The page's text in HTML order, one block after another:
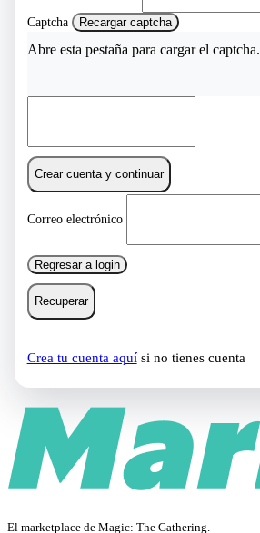
Captcha Recargar captcha
Abre esta pestaña para cargar el captcha.
Crear cuenta y continuar
Correo electrónico
Regresar a login
Recuperar
Crea tu cuenta aquísi no tienes cuenta
El marketplace de Magic: The Gathering.